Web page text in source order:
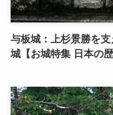
与板城：上杉景勝を
城【お城特集 日本の歴